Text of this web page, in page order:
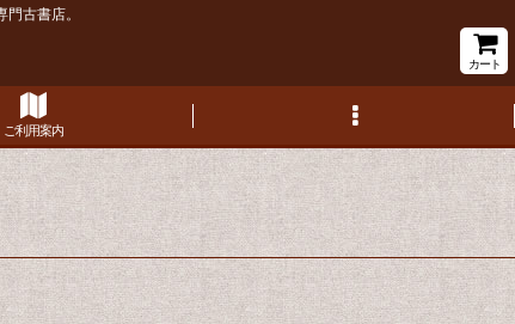
古書店。
カート
ご利用案内